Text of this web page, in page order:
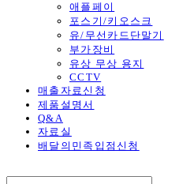
애플페이
포스기/키오스크
유/무선카드단말기
부가장비
유상 무상 용지
CCTV
매출자료신청
제품설명서
Q&A
자료실
배달의민족입점신청